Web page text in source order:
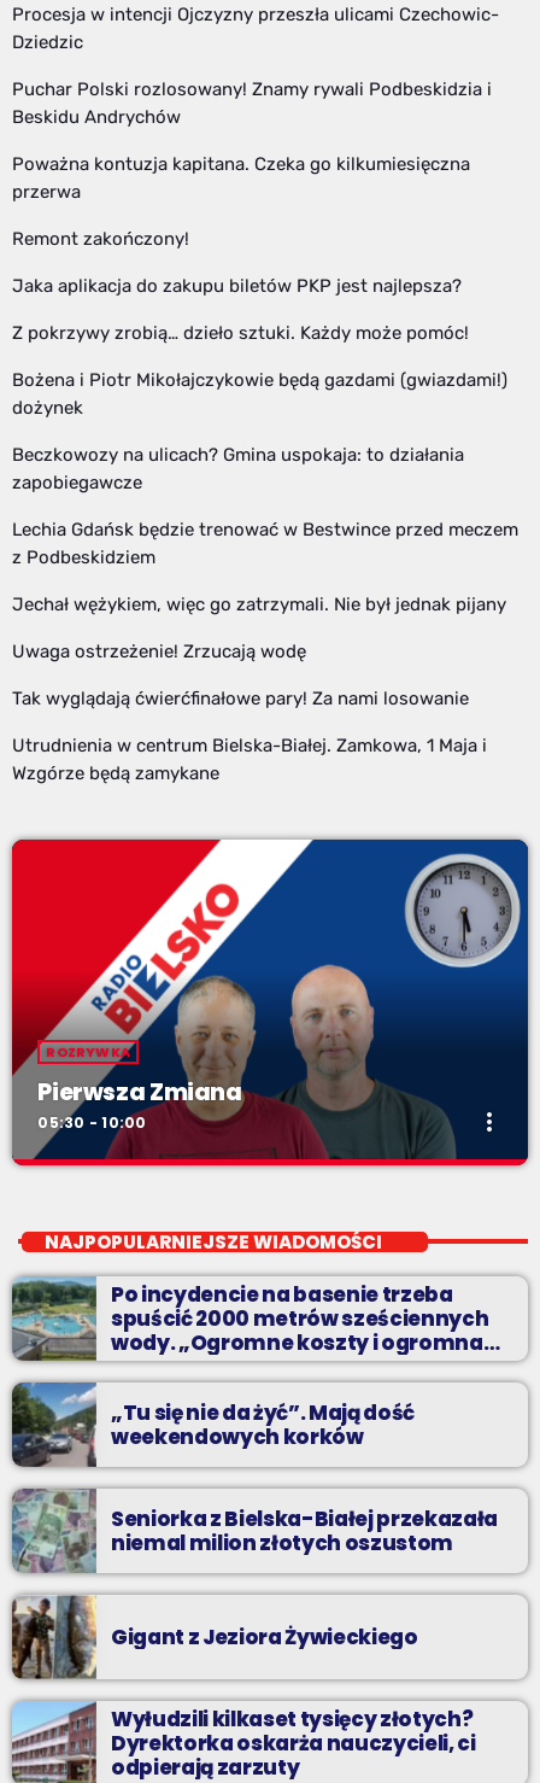
Procesja w intencji Ojczyzny przeszła ulicami Czechowic-
Dziedzic
Puchar Polski rozlosowany! Znamy rywali Podbeskidzia i
Beskidu Andrychów
Poważna kontuzja kapitana. Czeka go kilkumiesięczna
przerwa
Remont zakończony!
Jaka aplikacja do zakupu biletów PKP jest najlepsza?
Z pokrzywy zrobią… dzieło sztuki. Każdy może pomóc!
Bożena i Piotr Mikołajczykowie będą gazdami (gwiazdami!)
dożynek
Beczkowozy na ulicach? Gmina uspokaja: to działania
zapobiegawcze
Lechia Gdańsk będzie trenować w Bestwince przed meczem
z Podbeskidziem
Jechał wężykiem, więc go zatrzymali. Nie był jednak pijany
Uwaga ostrzeżenie! Zrzucają wodę
Tak wyglądają ćwierćfinałowe pary! Za nami losowanie
Utrudnienia w centrum Bielska-Białej. Zamkowa, 1 Maja i
Wzgórze będą zamykane
ROZRYWKA
Pierwsza Zmiana
05:30 - 10:00 more_vert
Codziennie od poniedziałku do piątku od 5:30 do 10.
NAJPOPULARNIEJSZE WIADOMOŚCI
Po incydencie na basenie trzeba
spuścić 2000 metrów sześciennych
wody. „Ogromne koszty i ogromna
praca”
„Tu się nie da żyć”. Mają dość
weekendowych korków
Seniorka z Bielska-Białej przekazała
niemal milion złotych oszustom
Gigant z Jeziora Żywieckiego
Wyłudzili kilkaset tysięcy złotych?
Dyrektorka oskarża nauczycieli, ci
odpierają zarzuty